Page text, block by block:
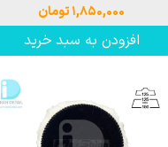
۱,۸۵۰,۰۰۰ تومان
افزودن به سبد خرید